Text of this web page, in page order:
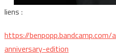
liens :
https://
anniversary-edition